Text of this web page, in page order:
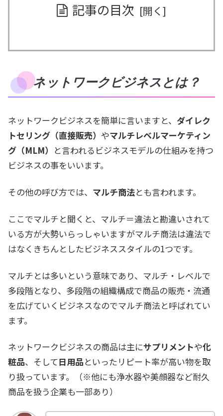
記事の目次
ネットワークビジネスとは？
ネットワークビジネスを簡単に言いますと、 ダイレク
トセリング（直接販売） やマルチレベルマーケティン
グ（MLM） と言われるビジネスモデルの仕組みを持つ
ビジネスの事をいいます。
その他の呼び方では、 マルチ商法とも言われます。
ここでマルチと聞くと、マルチ＝違法と勘違いされて
いる方が大勢いらっしゃいますがマルチ商法は違法で
はなくきちんとしたビジネススタイルの1つです。
マルチとは多いという意味であり、マルチ・レベルで
多段階となり、多段階の組織構成で商品の販売・流通
を広げていくビジネスなのでマルチ商法と呼ばれてい
ます。
ネットワークビジネスの商品は主にサプリメントや化
粧品、そして日用品といったリピート率が高い物を取
り扱っています。（※他にも浄水器や美顔器など耐久
商品を扱う企業も一部あり）